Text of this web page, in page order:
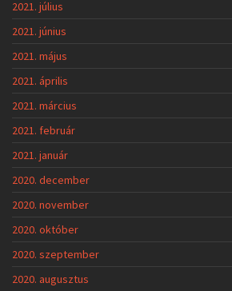
2021. július
2021. június
2021. május
2021. április
2021. március
2021. február
2021. január
2020. december
2020. november
2020. október
2020. szeptember
2020. augusztus